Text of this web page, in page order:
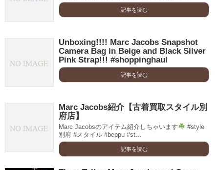
記事を読む
Unboxing!!!! Marc Jacobs Snapshot
Camera Bag in Beige and Black Silver
Pink Strap!!! #shoppinghaul
記事を読む
Marc Jacobs紹介【古着買取スタイル別
府店】
Marc Jacobsのアイテム紹介しちゃいます
#style
別府 #スタイル #beppu #st...
記事を読む